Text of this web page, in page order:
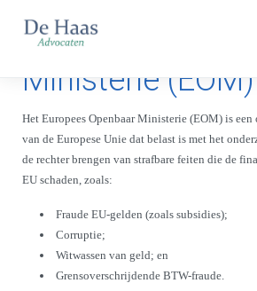
Europees
Ministerie (EOM)
Het Europees Openbaar Ministerie (EOM) is
van de Europese Unie dat belast is met het
de rechter brengen van strafbare feiten die de
EU schaden, zoals:
Fraude EU-gelden (zoals subsidies);
Corruptie;
Witwassen van geld; en
Grensoverschrijdende BTW-fraude.